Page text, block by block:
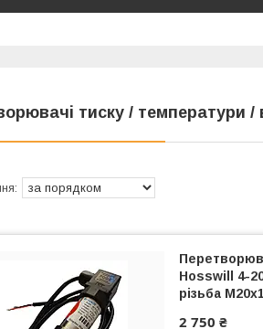
тиску / температури /
Hosswill 4-
різьба
2 750 ₴